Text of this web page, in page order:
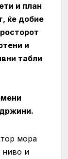
и план
ќе добие
и
табли
мора
ниво и